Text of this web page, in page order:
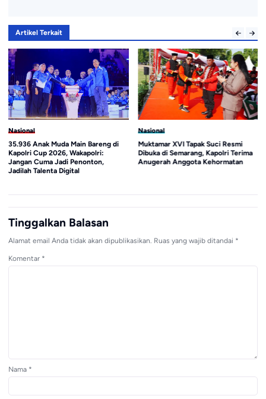
Artikel Terkait
Nasional
35.936 Anak Muda Main Bareng di
Kapolri Cup 2026, Wakapolri:
Jangan Cuma Jadi Penonton,
Jadilah Talenta Digital
Nasional
Muktamar XVI Tapak Suci Resmi
Dibuka di Semarang, Kapolri Terima
Anugerah Anggota Kehormatan
Tinggalkan Balasan
Alamat email Anda tidak akan dipublikasikan. Ruas yang wajib ditandai *
Komentar *
Nama *